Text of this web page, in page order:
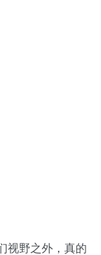
视野之外，真的